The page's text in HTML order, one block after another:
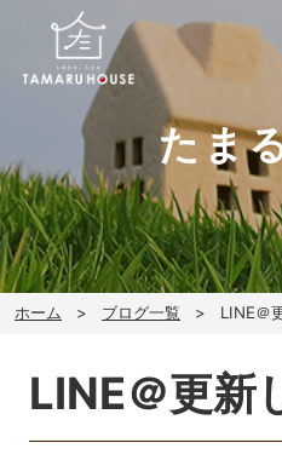
たま
ホーム ブログ一覧 LINE＠
LINE＠更新